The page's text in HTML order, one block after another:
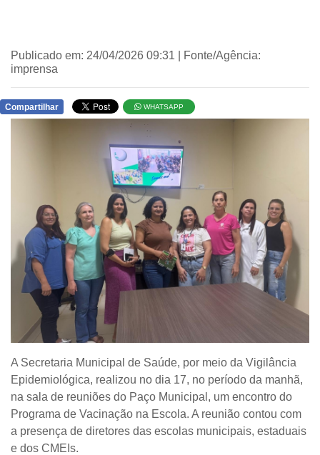
Publicado em: 24/04/2026 09:31 | Fonte/Agência:
imprensa
Compartilhar WHATSAPP
A Secretaria Municipal de Saúde, por meio da Vigilância
Epidemiológica, realizou no dia 17, no período da manhã,
na sala de reuniões do Paço Municipal, um encontro do
Programa de Vacinação na Escola. A reunião contou com
a presença de diretores das escolas municipais, estaduais
e dos CMEIs.